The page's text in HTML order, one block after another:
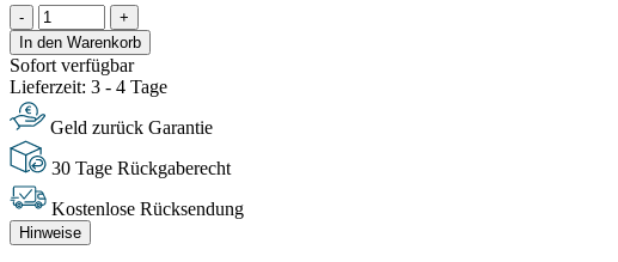
-
+
In den Warenkorb
Sofort verfügbar
Lieferzeit: 3 - 4 Tage
Geld zurück Garantie
30 Tage Rückgaberecht
Kostenlose Rücksendung
Hinweise